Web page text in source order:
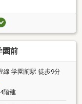
前
線 学園前駅 徒歩9分
階建